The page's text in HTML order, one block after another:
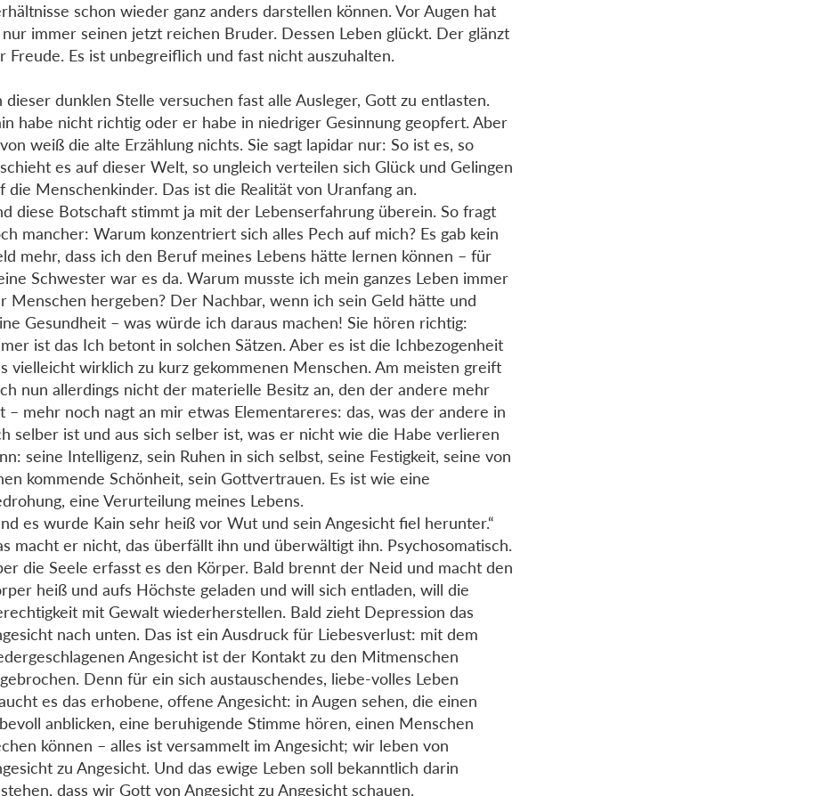
schon wieder ganz anders darstellen können. Vor Augen hat
immer seinen jetzt reichen Bruder. Dessen Leben glückt. Der glänzt
Freude. Es ist unbegreiflich und fast nicht auszuhalten.
dieser dunklen Stelle versuchen fast alle Ausleger, Gott zu entlasten.
habe nicht richtig oder er habe in niedriger Gesinnung geopfert. Aber
weiß die alte Erzählung nichts. Sie sagt lapidar nur: So ist es, so
es auf dieser Welt, so ungleich verteilen sich Glück und Gelingen
die Menschenkinder. Das ist die Realität von Uranfang an.
diese Botschaft stimmt ja mit der Lebenserfahrung überein. So fragt
mancher: Warum konzentriert sich alles Pech auf mich? Es gab kein
mehr, dass ich den Beruf meines Lebens hätte lernen können – für
Schwester war es da. Warum musste ich mein ganzes Leben immer
Menschen hergeben? Der Nachbar, wenn ich sein Geld hätte und
Gesundheit – was würde ich daraus machen! Sie hören richtig:
ist das Ich betont in solchen Sätzen. Aber es ist die Ichbezogenheit
vielleicht wirklich zu kurz gekommenen Menschen. Am meisten greift
nun allerdings nicht der materielle Besitz an, den der andere mehr
– mehr noch nagt an mir etwas Elementareres: das, was der andere in
selber ist und aus sich selber ist, was er nicht wie die Habe verlieren
seine Intelligenz, sein Ruhen in sich selbst, seine Festigkeit, seine von
kommende Schönheit, sein Gottvertrauen. Es ist wie eine
eine Verurteilung meines Lebens.
es wurde Kain sehr heiß vor Wut und sein Angesicht fiel herunter.“
macht er nicht, das überfällt ihn und überwältigt ihn. Psychosomatisch.
die Seele erfasst es den Körper. Bald brennt der Neid und macht den
heiß und aufs Höchste geladen und will sich entladen, will die
mit Gewalt wiederherstellen. Bald zieht Depression das
nach unten. Das ist ein Ausdruck für Liebesverlust: mit dem
Angesicht ist der Kontakt zu den Mitmenschen
Denn für ein sich austauschendes, liebe-volles Leben
es das erhobene, offene Angesicht: in Augen sehen, die einen
anblicken, eine beruhigende Stimme hören, einen Menschen
können – alles ist versammelt im Angesicht; wir leben von
zu Angesicht. Und das ewige Leben soll bekanntlich darin
dass wir Gott von Angesicht zu Angesicht schauen.